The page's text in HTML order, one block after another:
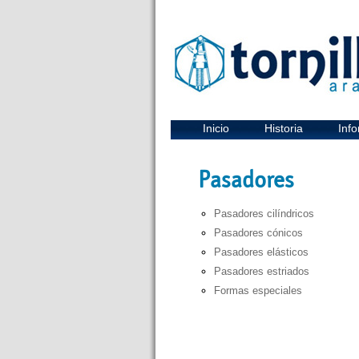
Inicio Historia
Pasadores
Pasadores cilíndricos
Pasadores cónicos
Pasadores elásticos
Pasadores estriados
Formas especiales